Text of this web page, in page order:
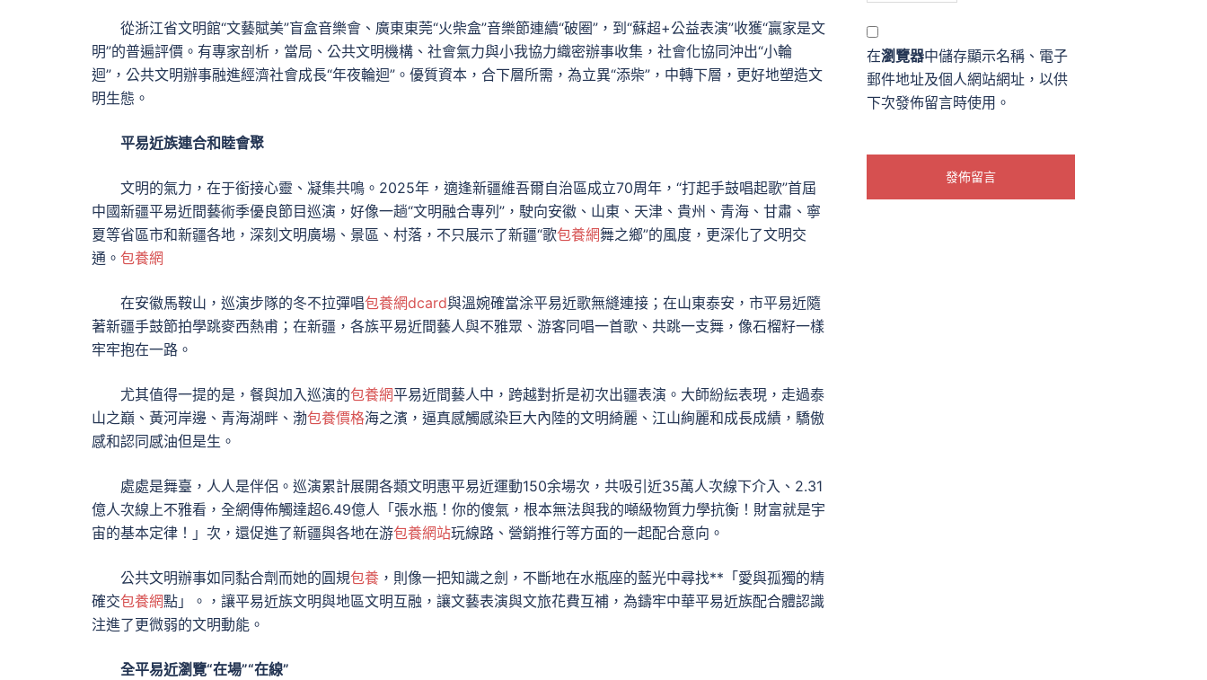
從浙江省文明館“文藝賦美”盲盒音樂會、廣東東莞“火柴盒”音樂節連續“破圈”，到“蘇超+公益表演”收獲“贏家是文
明”的普遍評價。有專家剖析，當局、公共文明機構、社會氣力與小我協力織密辦事收集，社會化協同沖出“小輪
迴”，公共文明辦事融進經濟社會成長“年夜輪迴”。優質資本，合下層所需，為立異“添柴”，中轉下層，更好地塑造文
明生態。
平易近族連合和睦會聚
文明的氣力，在于銜接心靈、凝集共鳴。2025年，適逢新疆維吾爾自治區成立70周年，“打起手鼓唱起歌”首屆
中國新疆平易近間藝術季優良節目巡演，好像一趟“文明融合專列”，駛向安徽、山東、天津、貴州、青海、甘肅、寧
夏等省區市和新疆各地，深刻文明廣場、景區、村落，不只展示了新疆“歌包養網舞之鄉”的風度，更深化了文明交
通。 包養網
在安徽馬鞍山，巡演步隊的冬不拉彈唱包養網dcard與溫婉確當涂平易近歌無縫連接；在山東泰安，市平易近隨
著新疆手鼓節拍學跳麥西熱甫；在新疆，各族平易近間藝人與不雅眾、游客同唱一首歌、共跳一支舞，像石榴籽一樣
牢牢抱在一路。
尤其值得一提的是，餐與加入巡演的包養網平易近間藝人中，跨越對折是初次出疆表演。大師紛紜表現，走過泰
山之巔、黃河岸邊、青海湖畔、渤包養價格海之濱，逼真感觸感染巨大內陸的文明綺麗、江山絢麗和成長成績，驕傲
感和認同感油但是生。
處處是舞臺，人人是伴侶。巡演累計展開各類文明惠平易近運動150余場次，共吸引近35萬人次線下介入、2.31
億人次線上不雅看，全網傳佈觸達超6.49億人「張水瓶！你的傻氣，根本無法與我的噸級物質力學抗衡！財富就是宇
宙的基本定律！」次，還促進了新疆與各地在游包養網站玩線路、營銷推行等方面的一起配合意向。
公共文明辦事如同黏合劑而她的圓規包養 ，則像一把知識之劍，不斷地在水瓶座的藍光中尋找**「愛與孤獨的精
確交包養網點」。，讓平易近族文明與地區文明互融，讓文藝表演與文旅花費互補，為鑄牢中華平易近族配合體認識
注進了更微弱的文明動能。
全平易近瀏覽“在場”“在線”
在瀏覽器中儲存顯示名稱、電子
郵件地址及個人網站網址，以供
下次發佈留言時使用。